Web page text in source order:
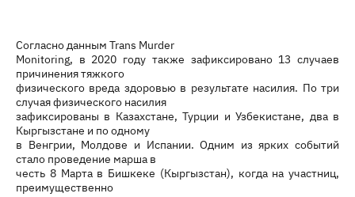
Согласно данным Trans Murder
Monitoring, в 2020 году также зафиксировано 13 случаев
причинения тяжкого
физического вреда здоровью в результате насилия. По три
случая физического насилия
зафиксированы в Казахстане, Турции и Узбекистане, два в
Кыргызстане и по одному
в Венгрии, Молдове и Испании. Одним из ярких событий
стало проведение марша в
честь 8 Марта в Бишкеке (Кыргызстан), когда на участниц,
преимущественно